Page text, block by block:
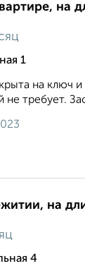
на
1
на ключ
не требует.
на
4